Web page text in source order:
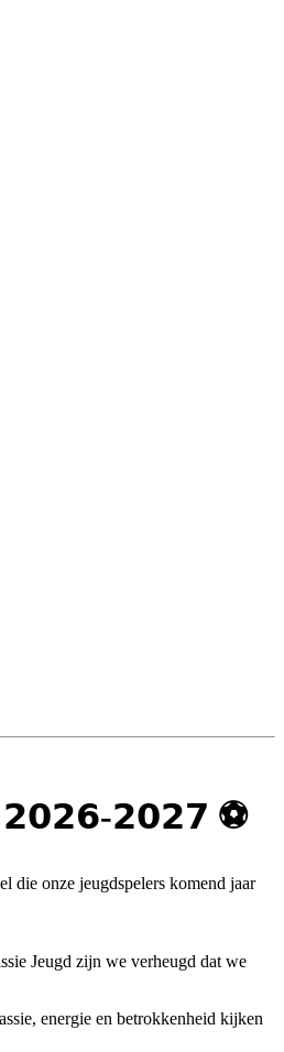
𝟮𝟬𝟮𝟲-𝟮𝟬𝟮𝟳 ⚽️
die onze jeugdspelers komend jaar
Jeugd zijn we verheugd dat we
energie en betrokkenheid kijken